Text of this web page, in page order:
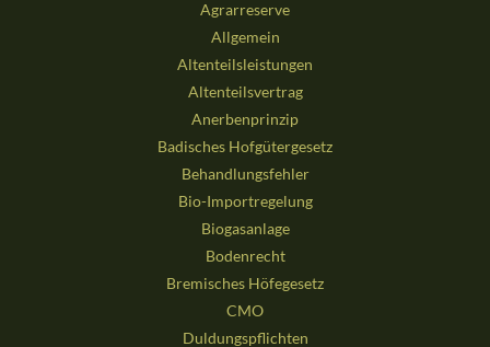
Agrarreserve
Allgemein
Altenteilsleistungen
Altenteilsvertrag
Anerbenprinzip
Badisches Hofgütergesetz
Behandlungsfehler
Bio-Importregelung
Biogasanlage
Bodenrecht
Bremisches Höfegesetz
CMO
Duldungspflichten